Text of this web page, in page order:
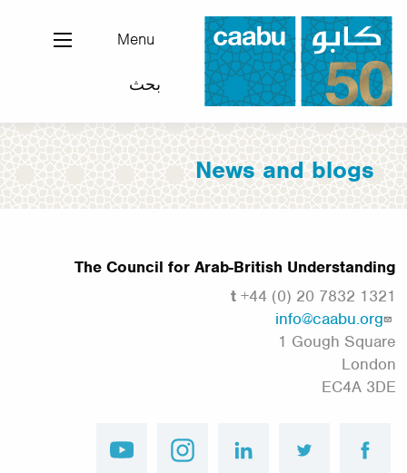
تجاوز
إلى
المحتوى
الرئيسي
مجلس التفاهم العربي-البريطاني
Menu
بحث
News and blogs
The Council for Arab-British Understanding
t +44 (0) 20 7832 1321
info@caabu.org
1 Gough Square
London
EC4A 3DE
facebook
twitter
linkedin
instagram